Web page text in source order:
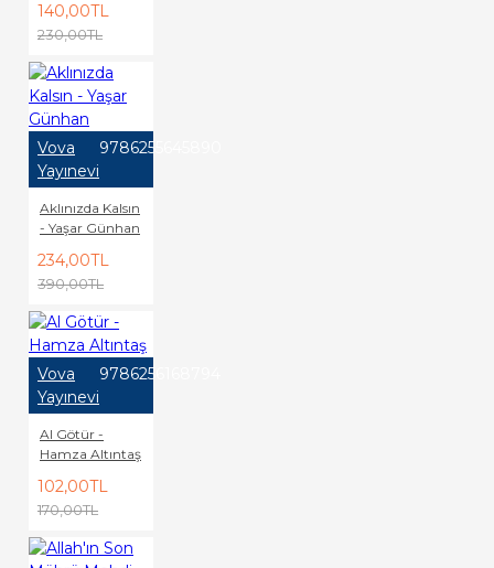
140,00TL
230,00TL
Vova
Yayınevi
9786255645890
Aklınızda Kalsın
- Yaşar Günhan
234,00TL
390,00TL
Vova
Yayınevi
9786256168794
Al Götür -
Hamza Altıntaş
102,00TL
170,00TL